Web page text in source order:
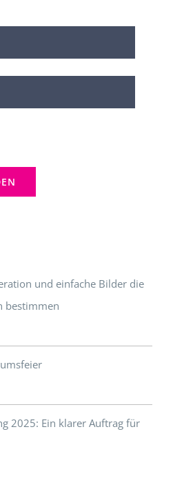
und einfache Bilder die
bestimmen
2025: Ein klarer Auftrag für